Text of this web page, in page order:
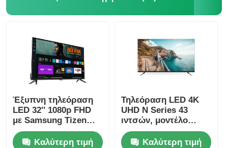
Έξυπνη τηλεόραση
LED 32'' 1080p FHD
με Samsung Tizen
OS, Samsung App
Store για ροή Netflix
Καλύτερη τιμή
Τηλεόραση LED 4K
UHD N Series 43
ιντσών, μοντέλο
2025, Smart
TelevisionΚαλύτερη τιμή